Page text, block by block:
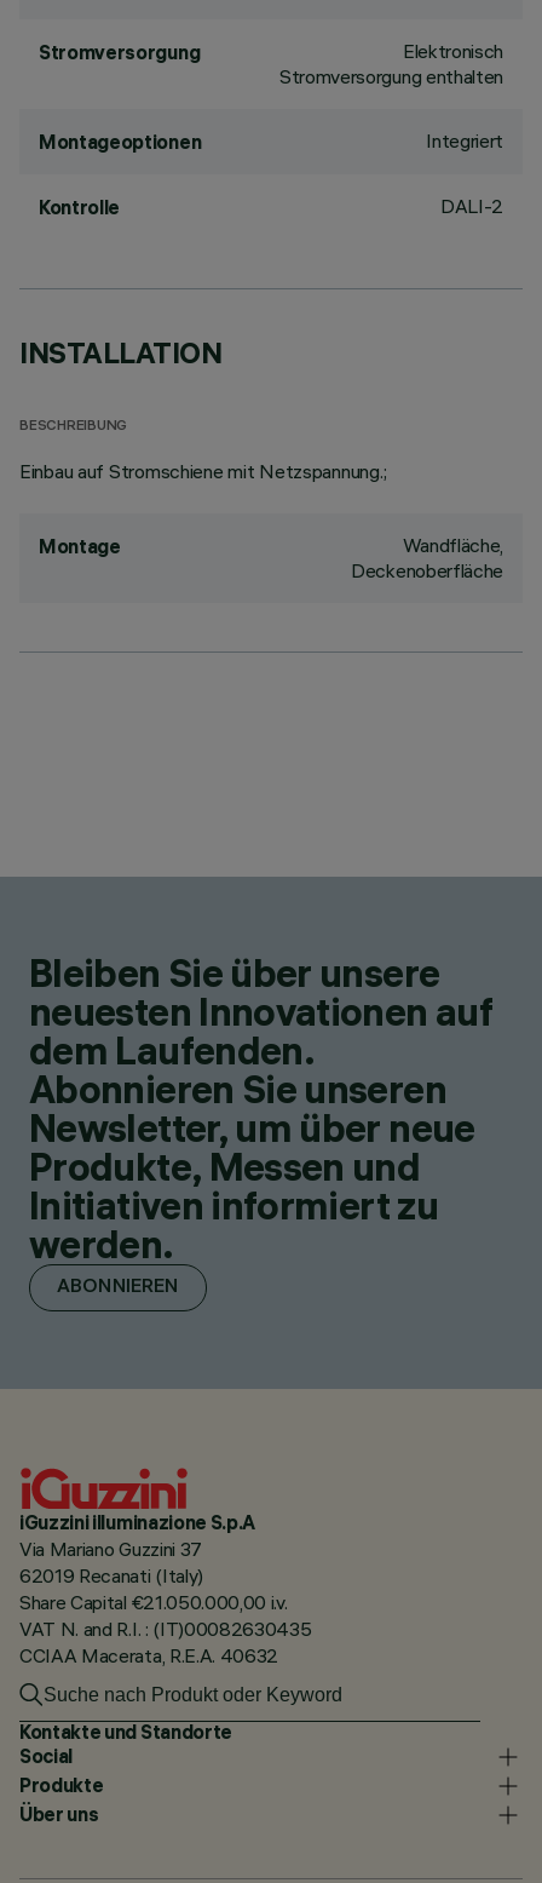
Stromversorgung
Elektronisch
Stromversorgung enthalten
Montageoptionen Integriert
Kontrolle DALI-2
INSTALLATION
BESCHREIBUNG
Einbau auf Stromschiene mit Netzspannung.;
Montage
Wandfläche,
Deckenoberfläche
Bleiben Sie über unsere
neuesten Innovationen auf
dem Laufenden.
Abonnieren Sie unseren
Newsletter, um über neue
Produkte, Messen und
Initiativen informiert zu
werden.
ABONNIEREN
iGuzzini illuminazione S.p.A
Via Mariano Guzzini 37
62019 Recanati (Italy)
Share Capital €21.050.000,00 i.v.
VAT N. and R.I. : (IT)00082630435
CCIAA Macerata, R.E.A. 40632
Kontakte und Standorte
Social
Produkte
Über uns